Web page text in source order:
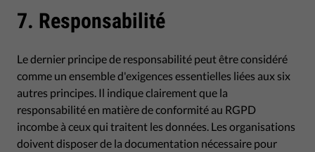
7. Responsabilité
Le dernier principe de responsabilité peut être considéré
comme un ensemble d'exigences essentielles liées aux six
autres principes. Il indique clairement que la
responsabilité en matière de conformité au RGPD
incombe à ceux qui traitent les données. Les organisations
doivent disposer de la documentation nécessaire pour